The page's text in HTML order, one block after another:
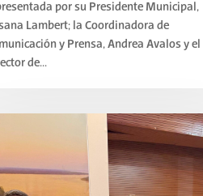
por su Presidente Municipal,
Lambert; la Coordinadora de
y Prensa, Andrea Avalos y el
de...